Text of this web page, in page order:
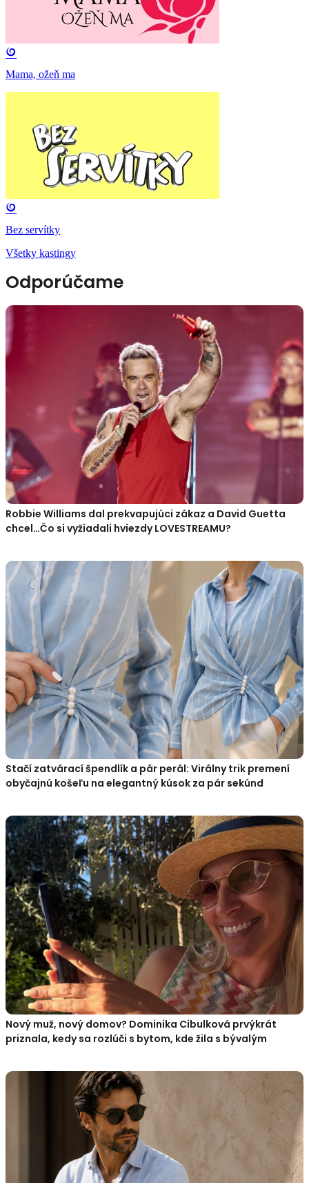
Mama, ožeň ma
Bez servítky
Všetky kastingy
Odporúčame
Robbie Williams dal prekvapujúci zákaz a David Guetta
chcel…Čo si vyžiadali hviezdy LOVESTREAMU?
Stačí zatvárací špendlík a pár perál: Virálny trik premení
obyčajnú košeľu na elegantný kúsok za pár sekúnd
Nový muž, nový domov? Dominika Cibulková prvýkrát
priznala, kedy sa rozlúči s bytom, kde žila s bývalým